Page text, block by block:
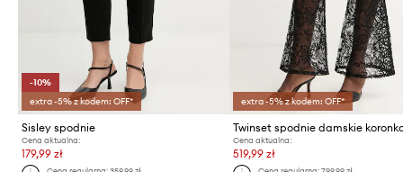
-10%
extra -5% z kodem: OFF*
Sisley spodnie
Cena aktualna:
179,99 zł
extra -5% z kodem: OFF*
Twinset spodnie damskie
Cena aktualna:
519,99 zł